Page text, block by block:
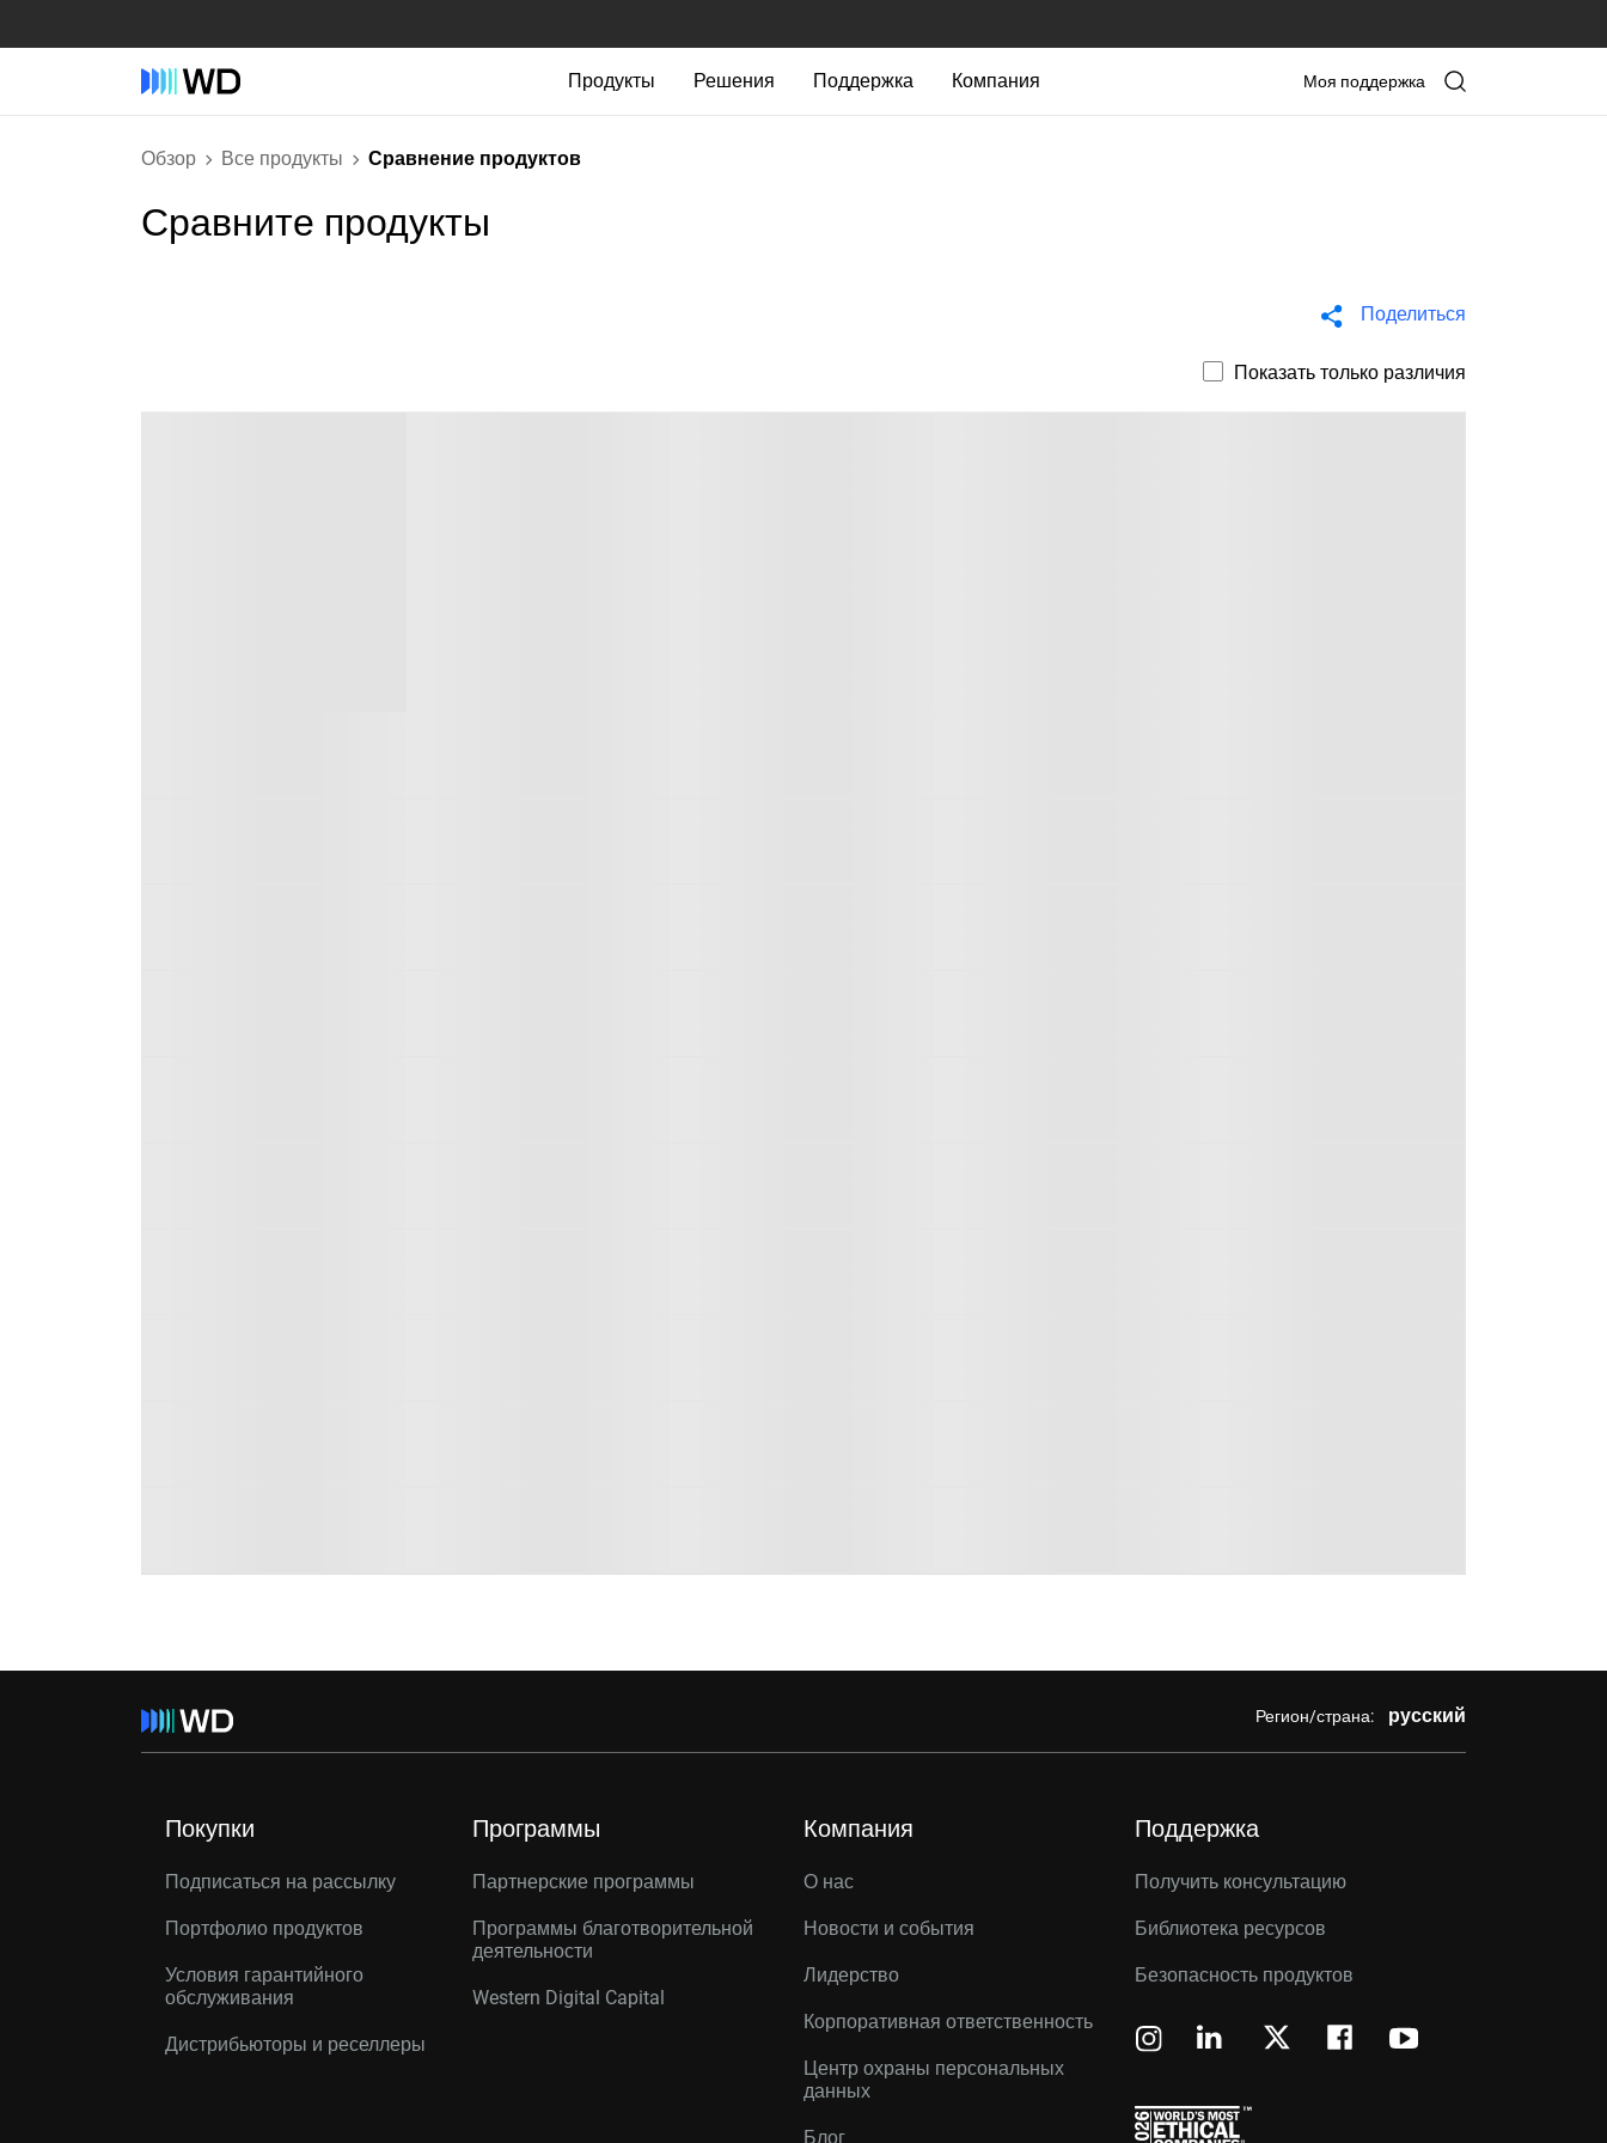
Продукты Решения Поддержка Компания Моя поддержка
Обзор Все продукты Сравнение продуктов
Сравните продукты
Поделиться
Показать только различия
Регион/страна: русский
Покупки
Подписаться на рассылку
Портфолио продуктов
Условия гарантийного
обслуживания
Дистрибьюторы и реселлеры
Программы
Партнерские программы
Программы благотворительной
деятельности
Western Digital Capital
Компания
О нас
Новости и события
Лидерство
Корпоративная ответственность
Центр охраны персональных
данных
Блог
Поддержка
Получить консультацию
Библиотека ресурсов
Безопасность продуктов